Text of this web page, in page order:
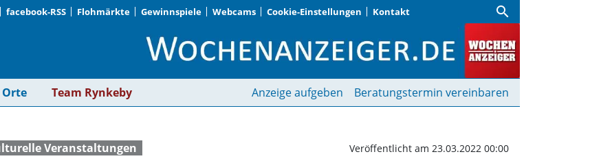
facebook-RSS Flohmärkte Gewinnspiele Webcams Cookie-Einstellungen Kontakt search
Endlich wieder „volles Haus” |
Orte Team Rynkeby Anzeige aufgeben Beratungstermin vereinbaren
Veranstaltungen Veröffentlicht am 23.03.2022 00:00